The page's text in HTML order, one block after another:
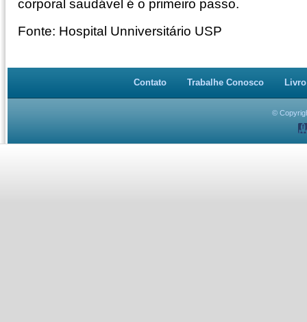
corporal saudável é o primeiro passo.
Fonte: Hospital Unniversitário USP
Contato Trabalhe Conosco
©